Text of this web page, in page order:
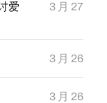
爱
3 月 27
3 月 26
3 月 26